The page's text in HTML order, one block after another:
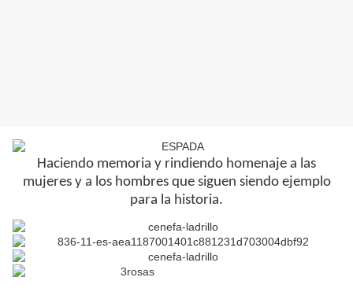
Haciendo memoria y rindiendo homenaje a las
mujeres y a los hombres que siguen siendo ejemplo
para la historia.